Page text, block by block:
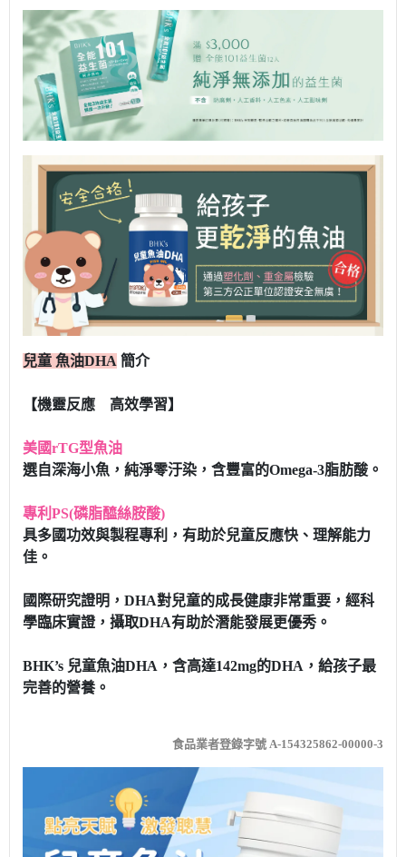
兒童 魚油DHA 簡介
【機靈反應 高效學習】
美國rTG型魚油
選自深海小魚，純淨零汙染，含豐富的Omega-3脂肪酸。
專利PS(磷脂醯絲胺酸)
具多國功效與製程專利，有助於兒童反應快、理解能力
佳。
國際研究證明，DHA對兒童的成長健康非常重要，經科
學臨床實證，攝取DHA有助於潛能發展更優秀。
BHK’s 兒童魚油DHA，含高達142mg的DHA，給孩子最
完善的營養。
食品業者登錄字號 A-154325862-00000-3